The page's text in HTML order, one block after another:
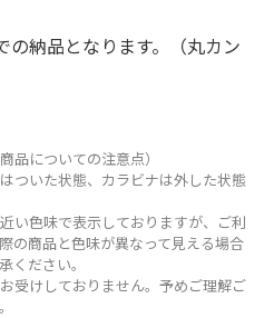
納品となります。（丸カン
についての注意点）
ついた状態、カラビナは外した状態
い色味で表示しておりますが、ご利
の商品と色味が異なって見える場合
ください。
受けしておりません。予めご理解ご